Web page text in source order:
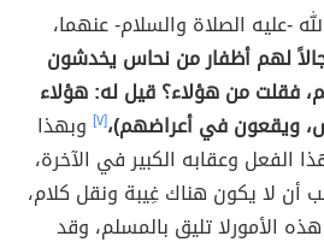
-عليه الصلاة والسلام- عنهما،
لهم أظفار من نحاس يخدشون
فقلت من هؤلاء؟ قيل له: هؤلاء
ويقعون في أعراضهم)،[٧]
وبهذا
الفعل وعقابه الكبير في الآخرة،
أن لا يكون هناك غِيبة ونقل كلام،
الأمورلا تليق بالمسلم، وقد